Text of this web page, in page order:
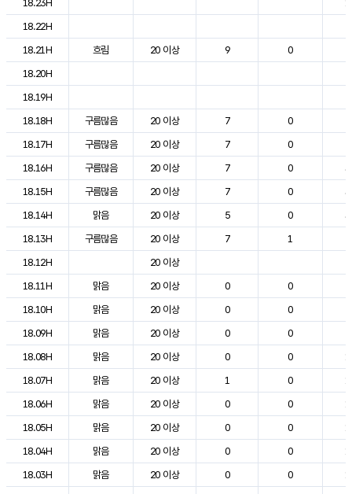
18.23H
18.22H
18.21H
흐림 20 이상 9 0
18.20H
18.19H
18.18H
구름많음 20 이상 7 0
18.17H
구름많음 20 이상 7 0
18.16H
구름많음 20 이상 7 0
18.15H
구름많음 20 이상 7 0
18.14H
맑음 20 이상 5 0
18.13H
구름많음 20 이상 7 1
18.12H
20 이상
18.11H
맑음 20 이상 0 0
18.10H
맑음 20 이상 0 0
18.09H
맑음 20 이상 0 0
18.08H
맑음 20 이상 0 0
18.07H
맑음 20 이상 1 0
18.06H
맑음 20 이상 0 0
18.05H
맑음 20 이상 0 0
18.04H
맑음 20 이상 0 0
18.03H
맑음 20 이상 0 0